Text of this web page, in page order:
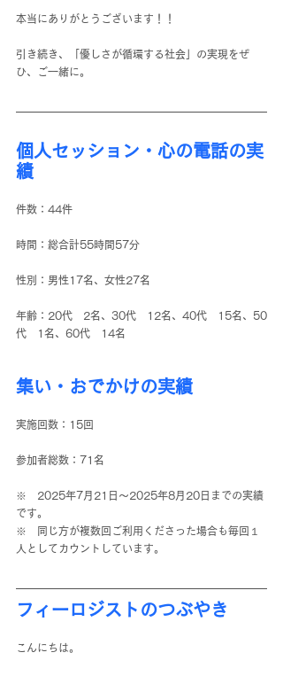
本当にありがとうございます！！
引き続き、「優しさが循環する社会」の実現をぜ
ひ、ご一緒に。
個人セッション・心の電話の実
績
件数：44件
時間：総合計55時間57分
性別：男性17名、女性27名
年齢：20代　2名、30代　12名、40代　15名、50
代　1名、60代　14名
集い・おでかけの実績
実施回数：15回
参加者総数：71名
※　2025年7月21日～2025年8月20日までの実績
です。
※　同じ方が複数回ご利用くださった場合も毎回１
人としてカウントしています。
フィーロジストのつぶやき
こんにちは。